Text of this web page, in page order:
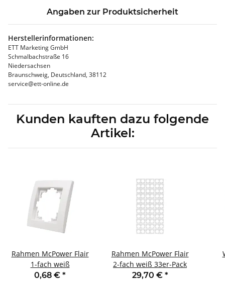
Angaben zur Produktsicherheit
Herstellerinformationen:
ETT Marketing GmbH
Schmalbachstraße 16
Niedersachsen
Braunschweig, Deutschland, 38112
service@ett-online.de
Kunden kauften dazu folgende
Artikel:
Rahmen McPower Flair
1-fach weiß
0,68 € *
Rahmen McPower Flair
2-fach weiß 33er-Pack
29,70 € *